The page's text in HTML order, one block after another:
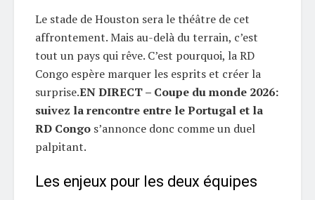
Le stade de Houston sera le théâtre de cet
affrontement. Mais au-delà du terrain, c’est
tout un pays qui rêve. C’est pourquoi, la RD
Congo espère marquer les esprits et créer la
surprise.EN DIRECT – Coupe du monde 2026:
suivez la rencontre entre le Portugal et la
RD Congo s’annonce donc comme un duel
palpitant.
Les enjeux pour les deux équipes